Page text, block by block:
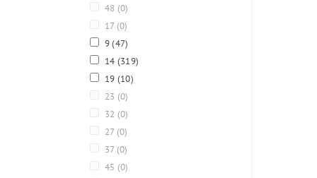
48 (0)
17 (0)
9(47)
14 (319)
19 (10)
23 (0)
32 (0)
27 (0)
37 (0)
45 (0)